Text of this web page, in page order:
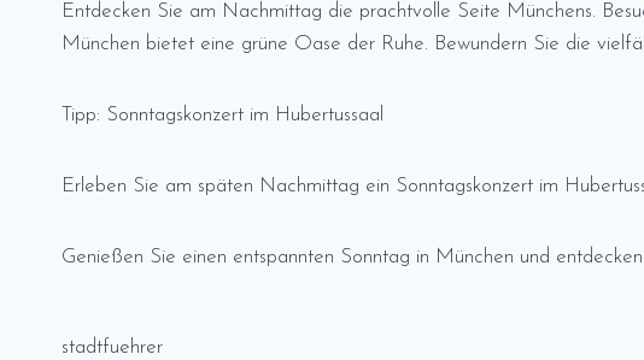
Entdecken Sie am Nachmittag die prachtvolle Seite Münchens.
München bietet eine grüne Oase der Ruhe. Bewundern Sie die
Tipp: Sonntagskonzert im Hubertussaal
Erleben Sie am späten Nachmittag ein Sonntagskonzert im
Genießen Sie einen entspannten Sonntag in München und
stadtfuehrer